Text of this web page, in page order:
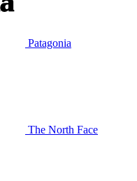
Patagonia
The North Face